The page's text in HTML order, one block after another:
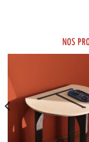
NOS